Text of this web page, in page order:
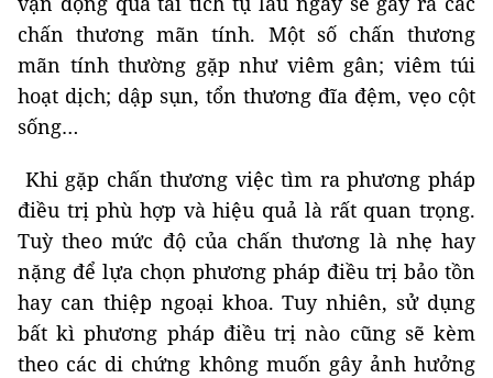
chấn thương mãn tính. Một số chấn thương
mãn tính thường gặp như viêm gân; viêm túi
hoạt dịch; dập sụn, tổn thương đĩa đệm, vẹo cột
sống…
Khi gặp chấn thương việc tìm ra phương pháp
điều trị phù hợp và hiệu quả là rất quan trọng.
Tuỳ theo mức độ của chấn thương là nhẹ hay
nặng để lựa chọn phương pháp điều trị bảo tồn
hay can thiệp ngoại khoa. Tuy nhiên, sử dụng
bất kì phương pháp điều trị nào cũng sẽ kèm
theo các di chứng không muốn gây ảnh hưởng